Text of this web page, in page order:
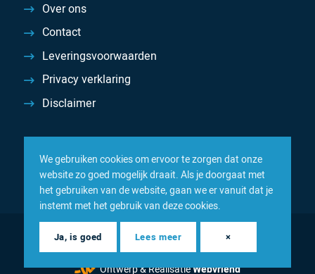
Over ons
Contact
Leveringsvoorwaarden
Privacy verklaring
Disclaimer
© 2026 Inacom — Sterk in spareparts, consumables en
componenten
Ontwerp & RealisatieWebvriend
We gebruiken cookies om ervoor te zorgen dat onze
website zo goed mogelijk draait. Als je doorgaat met
het gebruiken van de website, gaan we er vanuit dat je
instemt met het gebruik van deze cookies.
Ja, is goed Lees meer ×